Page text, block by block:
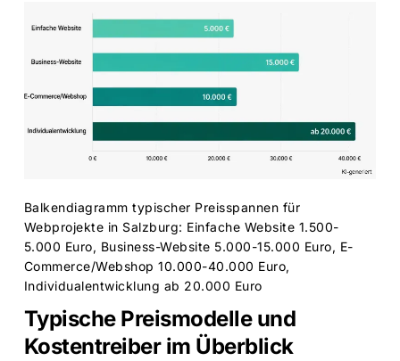
Balkendiagramm typischer Preisspannen für
Webprojekte in Salzburg: Einfache Website 1.500-
5.000 Euro, Business-Website 5.000-15.000 Euro, E-
Commerce/Webshop 10.000-40.000 Euro,
Individualentwicklung ab 20.000 Euro
Typische Preismodelle und
Kostentreiber im Überblick